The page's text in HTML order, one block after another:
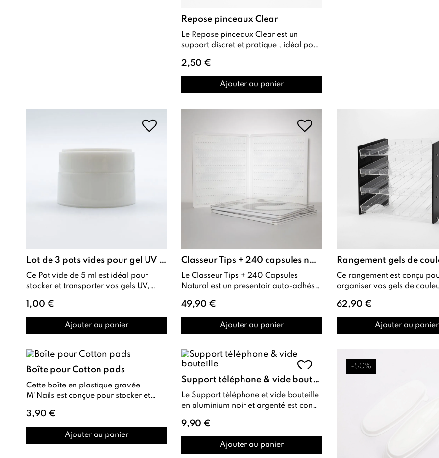
Repose pinceaux Clear
Le Repose pinceaux Clear est un
support discret et pratique , idéal pour
san...
2,50 €
Ajouter au panier
Lot de 3 pots vides pour gel UV - 5ml
Ce Pot vide de 5 ml est idéal pour
stocker et transporter vos gels UV,
onglerie ...
1,00 €
Ajouter au panier
Classeur Tips + 240 capsules natural
Le Classeur Tips + 240 Capsules
Natural est un présentoir auto-adhésif
coul...
49,90 €
Ajouter au panier
Ce rangement est conçu
organiser vos gels de couleur,
compartiments indiv...
62,90 €
Ajouter au panier
Boîte pour Cotton pads
Cette boîte en plastique gravée
M'Nails est conçue pour stocker et
d’autres p...
3,90 €
Ajouter au panier
Support téléphone & vide bouteille
Le Support téléphone et vide bouteille
en aluminium noir et argenté est conçu
9,90 €
Ajouter au panier
-50%